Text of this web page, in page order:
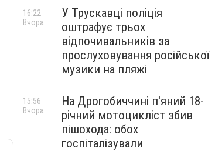
У Трускавці поліція
оштрафує трьох
відпочивальників за
прослуховування російської
музики на пляжі
16:22
Вчора
На Дрогобиччині п'яний 18-
річний мотоцикліст збив
пішохода: обох
госпіталізували
15:56
Вчора